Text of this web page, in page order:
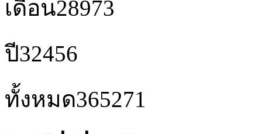
เดือน28973
ปี32456
ทั้งหมด365271